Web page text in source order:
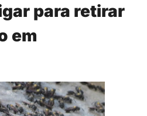
para retirar
em